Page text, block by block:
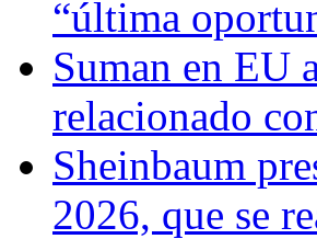
“última
Suman en EU
relacionado
Sheinbaum
2026, que se